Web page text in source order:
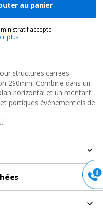
au panier
accepté
plus
structures carrées
290mm. Combine dans un
horizontal et un montant
portiques événementiels de
Alu Carrée, H30V-C020
avec pied -